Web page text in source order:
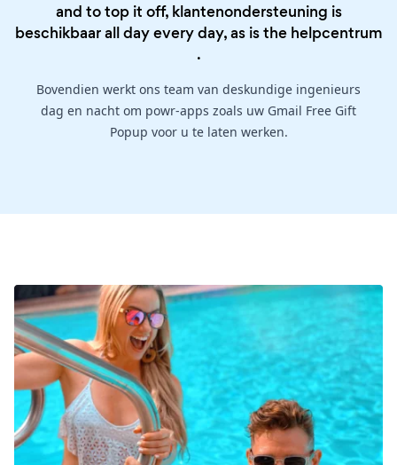
and to top it off, klantenondersteuning is
beschikbaar all day every day, as is the helpcentrum
.
Bovendien werkt ons team van deskundige ingenieurs
dag en nacht om powr-apps zoals uw Gmail Free Gift
Popup voor u te laten werken.